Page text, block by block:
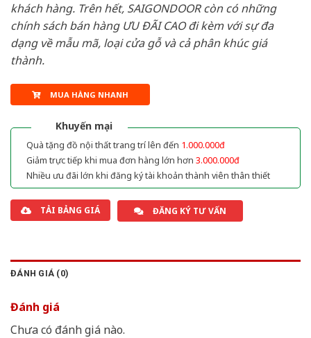
khách hàng. Trên hết, SAIGONDOOR còn có những
chính sách bán hàng ƯU ĐÃI CAO đi kèm với sự đa
dạng về mẫu mã, loại cửa gỗ và cả phân khúc giá
thành.
MUA HÀNG NHANH
Khuyến mại
Quà tặng đồ nội thất trang trí lên đến 1.000.000đ
Giảm trực tiếp khi mua đơn hàng lớn hơn 3.000.000đ
Nhiều ưu đãi lớn khi đăng ký tài khoản thành viên thân thiết
TẢI BẢNG GIÁ ĐĂNG KÝ TƯ VẤN
ĐÁNH GIÁ (0)
Đánh giá
Chưa có đánh giá nào.